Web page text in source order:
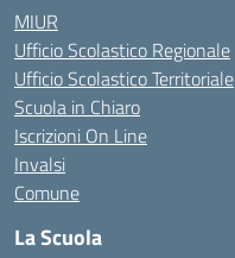
MIUR
Ufficio Scolastico Regionale
Ufficio Scolastico Territoriale
Scuola in Chiaro
Iscrizioni On Line
Invalsi
Comune
La Scuola